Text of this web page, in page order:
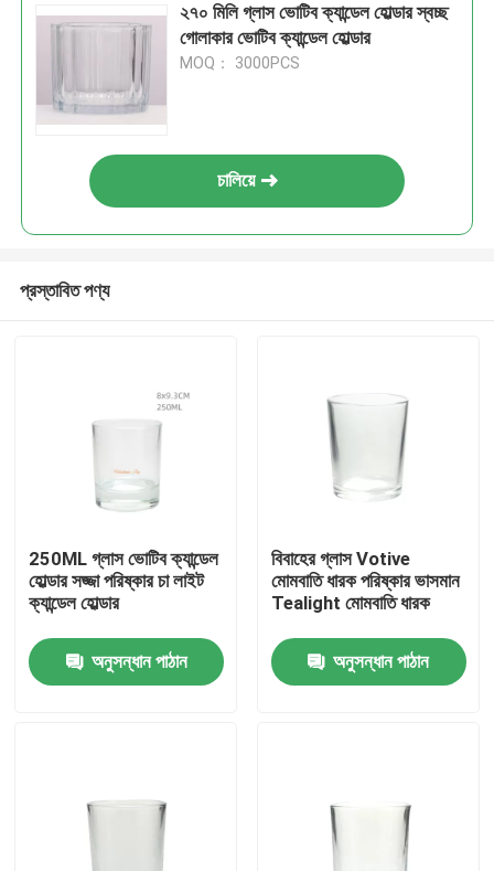
কারখানা পরিদর্শন
২৭০ মিলি গ্লাস ভোটিব ক্যান্ডেল হোল্ডার স্বচ্ছ
গোলাকার ভোটিব ক্যান্ডেল হোল্ডার
MOQ： 3000PCS
চালিয়ে
প্রস্তাবিত পণ্য
250ML গ্লাস ভোটিব ক্যান্ডেল
হোল্ডার সজ্জা পরিষ্কার চা লাইট
ক্যান্ডেল হোল্ডার
অনুসন্ধান পাঠান
বিবাহের গ্লাস Votive
মোমবাতি ধারক পরিষ্কার ভাসমান
Tealight মোমবাতি ধারক
অনুসন্ধান পাঠান